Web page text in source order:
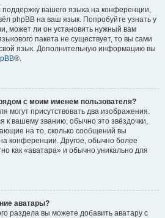
вашего языка на конференции,
phpBB на ваш язык. Попробуйте узнать у
может ли он установить нужный вам
пакета не существует, то вы сами
язык. Дополнительную информацию вы
®.
с моим именем пользователя?
могут присутствовать два изображения.
к вашему званию, обычно это звёздочки,
на то, сколько сообщений вы
конференции. Другое, обычно более
как «аватара» и обычно уникально для
аватары?
раздела вы можете добавить аватару с